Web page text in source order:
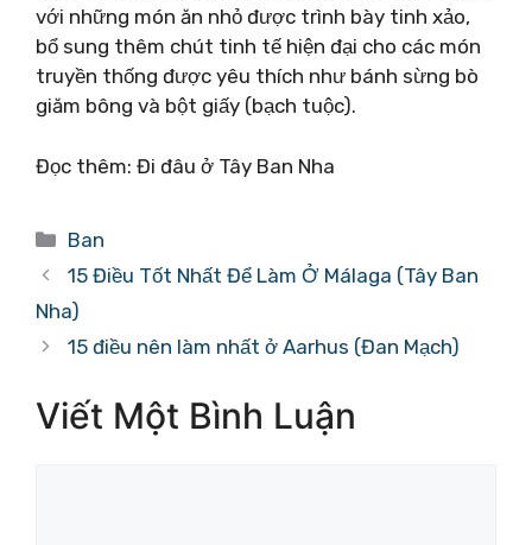
với những món ăn nhỏ được trình bày tinh xảo,
bổ sung thêm chút tinh tế hiện đại cho các món
truyền thống được yêu thích như bánh sừng bò
giăm bông và bột giấy (bạch tuộc).
Đọc thêm: Đi đâu ở Tây Ban Nha
Danh
mục
Ban
15 Điều Tốt Nhất Để Làm Ở Málaga (Tây Ban
Nha)
15 điều nên làm nhất ở Aarhus (Đan Mạch)
Viết Một Bình Luận